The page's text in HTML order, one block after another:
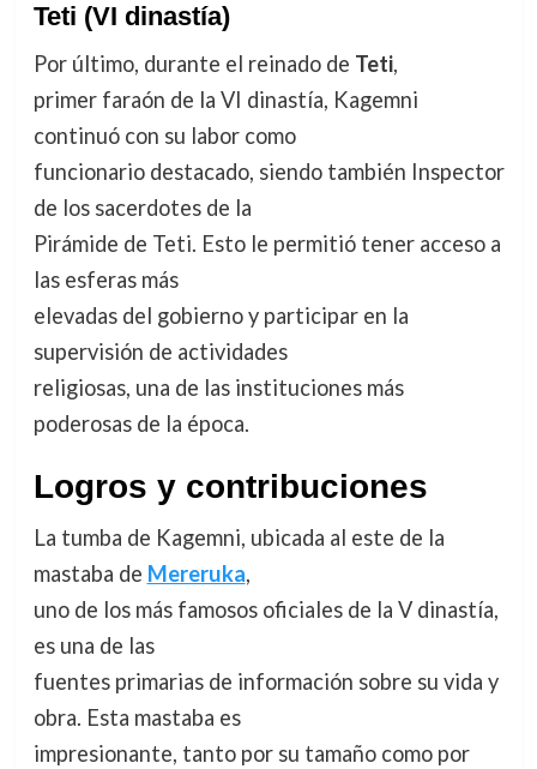
Teti (VI dinastía)
Por último, durante el reinado de Teti,
primer faraón de la VI dinastía, Kagemni
continuó con su labor como
funcionario destacado, siendo también Inspector
de los sacerdotes de la
Pirámide de Teti. Esto le permitió tener acceso a
las esferas más
elevadas del gobierno y participar en la
supervisión de actividades
religiosas, una de las instituciones más
poderosas de la época.
Logros y contribuciones
La tumba de Kagemni, ubicada al este de la
mastaba de Mereruka,
uno de los más famosos oficiales de la V dinastía,
es una de las
fuentes primarias de información sobre su vida y
obra. Esta mastaba es
impresionante, tanto por su tamaño como por